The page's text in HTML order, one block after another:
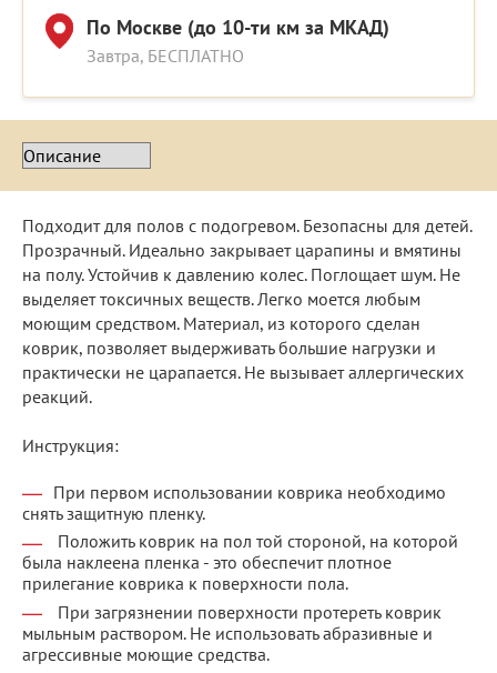
По Москве (до 10-ти км за МКАД)
Завтра, БЕСПЛАТНО
Подходит для полов с подогревом. Безопасны для детей.
Прозрачный. Идеально закрывает царапины и вмятины
на полу. Устойчив к давлению колес. Поглощает шум. Не
выделяет токсичных веществ. Легко моется любым
моющим средством. Материал, из которого сделан
коврик, позволяет выдерживать большие нагрузки и
практически не царапается. Не вызывает аллергических
реакций.
Инструкция:
При первом использовании коврика необходимо
снять защитную пленку.
Положить коврик на пол той стороной, на которой
была наклеена пленка - это обеспечит плотное
прилегание коврика к поверхности пола.
При загрязнении поверхности протереть коврик
мыльным раствором. Не использовать абразивные и
агрессивные моющие средства.